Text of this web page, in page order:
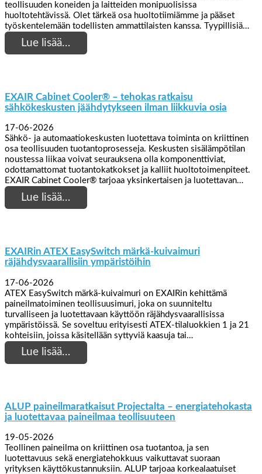
teollisuuden koneiden ja laitteiden monipuolisissa
huoltotehtävissä. Olet tärkeä osa huoltotiimiämme ja pääset
työskentelemään todellisten ammattilaisten kanssa. Tyypillisiä…
Lue lisää…
EXAIR Cabinet Cooler® – tehokas ratkaisu
sähkökeskusten jäähdytykseen ilman liikkuvia osia
17-06-2026
Sähkö- ja automaatiokeskusten luotettava toiminta on kriittinen
osa teollisuuden tuotantoprosesseja. Keskusten sisälämpötilan
noustessa liikaa voivat seurauksena olla komponenttiviat,
odottamattomat tuotantokatkokset ja kalliit huoltotoimenpiteet.
EXAIR Cabinet Cooler® tarjoaa yksinkertaisen ja luotettavan…
Lue lisää…
EXAIRin ATEX EasySwitch märkä-kuivaimuri
räjähdysvaarallisiin ympäristöihin
17-06-2026
ATEX EasySwitch märkä-kuivaimuri on EXAIRin kehittämä
paineilmatoiminen teollisuusimuri, joka on suunniteltu
turvalliseen ja luotettavaan käyttöön räjähdysvaarallisissa
ympäristöissä. Se soveltuu erityisesti ATEX-tilaluokkien 1 ja 21
kohteisiin, joissa käsitellään syttyviä kaasuja tai…
Lue lisää…
ALUP paineilmaratkaisut Projectalta – energiatehokasta
ja luotettavaa paineilmaa teollisuuteen
19-05-2026
Teollinen paineilma on kriittinen osa tuotantoa, ja sen
luotettavuus sekä energiatehokkuus vaikuttavat suoraan
yrityksen käyttökustannuksiin. ALUP tarjoaa korkealaatuiset